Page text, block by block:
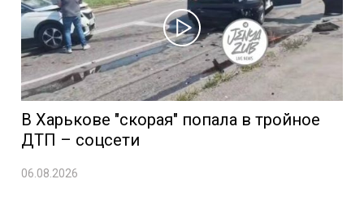
В Харькове "скорая" попала в тройное
ДТП – соцсети
06.08.2026